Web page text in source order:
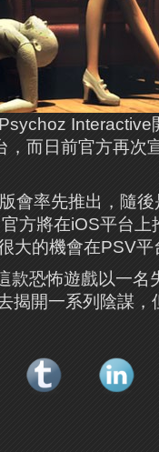
，而日前官方再次
會率先推出，隨
方將在iOS平台上
大的機會在PSV
款恐怖遊戲以一名
揭開一系列陰謀